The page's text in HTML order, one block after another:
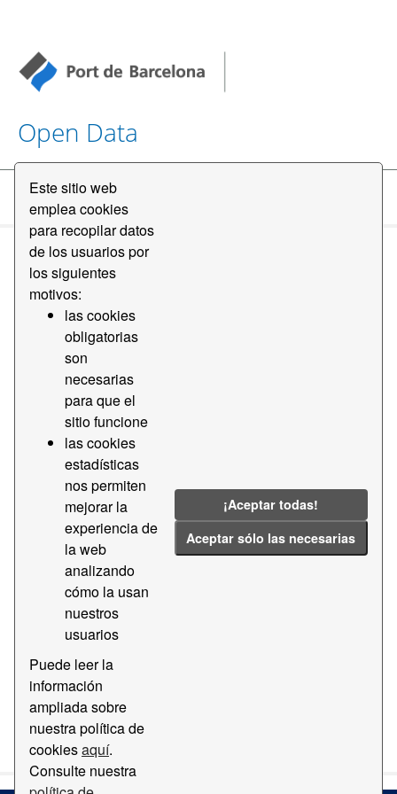
Este sitio web
emplea cookies
para recopilar datos
de los usuarios por
los siguientes
motivos:
las cookies
obligatorias
son
necesarias
para que el
sitio funcione
las cookies
estadísticas
nos permiten
mejorar la
experiencia de
la web
analizando
cómo la usan
nuestros
usuarios
Puede leer la
información
ampliada sobre
nuestra política de
cookiesaquí.
Consulte nuestra
¡Aceptar todas!
Aceptar sólo las necesarias
Open Data
Conjuntos de datos
Ordenar por
1 conjunto de datos encontrado
Licencias: CC BY-SA 4.0
Grupos:
Geografía y Localización
Dgn
Shape epsg
Agregada
Filtrar Resultados
Cartografía base del Puerto de Barcelona
Cartografía digital base del Puerto de Barcelona EPSG:
25831 a diversas escalas y formatos
API(verAPI Docs ).